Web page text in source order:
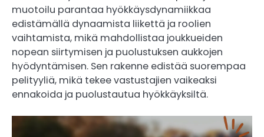
muotoilu parantaa hyökkäysdynamiikkaa
edistämällä dynaamista liikettä ja roolien
vaihtamista, mikä mahdollistaa joukkueiden
nopean siirtymisen ja puolustuksen aukkojen
hyödyntämisen. Sen rakenne edistää suorempaa
pelityyliä, mikä tekee vastustajien vaikeaksi
ennakoida ja puolustautua hyökkäyksiltä.